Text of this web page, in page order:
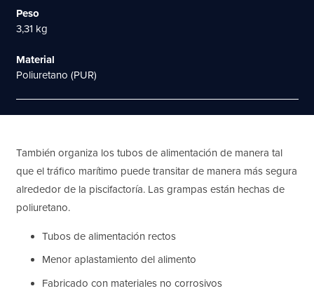
Peso
3,31 kg
Material
Poliuretano (PUR)
También organiza los tubos de alimentación de manera tal
que el tráfico marítimo puede transitar de manera más segura
alrededor de la piscifactoría. Las grampas están hechas de
poliuretano.
Tubos de alimentación rectos
Menor aplastamiento del alimento
Fabricado con materiales no corrosivos